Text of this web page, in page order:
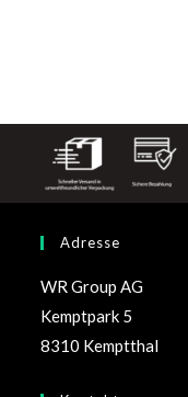
Adresse
WR Group AG
Kemptpark 5
8310 Kemptthal